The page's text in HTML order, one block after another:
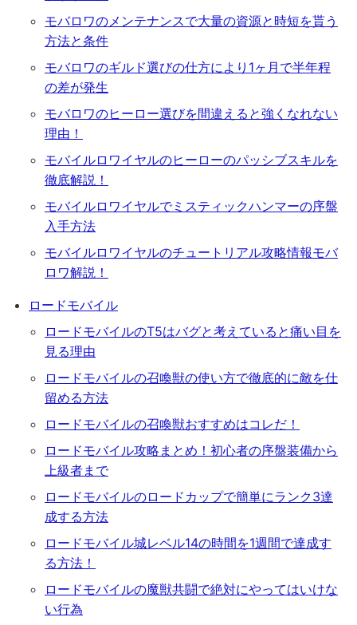
モバロワのメンテナンスで大量の資源と時短を貰う
方法と条件
モバロワのギルド選びの仕方により1ヶ月で半年程
の差が発生
モバロワのヒーロー選びを間違えると強くなれない
理由！
モバイルロワイヤルのヒーローのパッシブスキルを
徹底解説！
モバイルロワイヤルでミスティックハンマーの序盤
入手方法
モバイルロワイヤルのチュートリアル攻略情報モバ
ロワ解説！
ロードモバイル
ロードモバイルのT5はバグと考えていると痛い目を
見る理由
ロードモバイルの召喚獣の使い方で徹底的に敵を仕
留める方法
ロードモバイルの召喚獣おすすめはコレだ！
ロードモバイル攻略まとめ！初心者の序盤装備から
上級者まで
ロードモバイルのロードカップで簡単にランク3達
成する方法
ロードモバイル城レベル14の時間を1週間で達成す
る方法！
ロードモバイルの魔獣共闘で絶対にやってはいけな
い行為